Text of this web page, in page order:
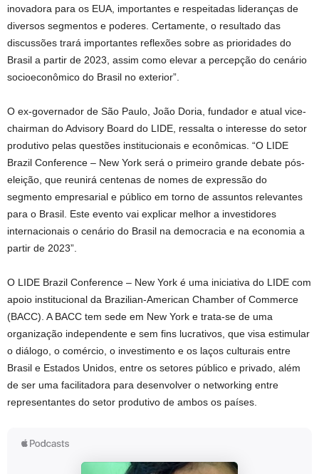
inovadora para os EUA, importantes e respeitadas lideranças de
diversos segmentos e poderes. Certamente, o resultado das
discussões trará importantes reflexões sobre as prioridades do
Brasil a partir de 2023, assim como elevar a percepção do cenário
socioeconômico do Brasil no exterior”.
O ex-governador de São Paulo, João Doria, fundador e atual vice-
chairman do Advisory Board do LIDE, ressalta o interesse do setor
produtivo pelas questões institucionais e econômicas. “O LIDE
Brazil Conference – New York será o primeiro grande debate pós-
eleição, que reunirá centenas de nomes de expressão do
segmento empresarial e público em torno de assuntos relevantes
para o Brasil. Este evento vai explicar melhor a investidores
internacionais o cenário do Brasil na democracia e na economia a
partir de 2023”.
O LIDE Brazil Conference – New York é uma iniciativa do LIDE com
apoio institucional da Brazilian-American Chamber of Commerce
(BACC). A BACC tem sede em New York e trata-se de uma
organização independente e sem fins lucrativos, que visa estimular
o diálogo, o comércio, o investimento e os laços culturais entre
Brasil e Estados Unidos, entre os setores público e privado, além
de ser uma facilitadora para desenvolver o networking entre
representantes do setor produtivo de ambos os países.